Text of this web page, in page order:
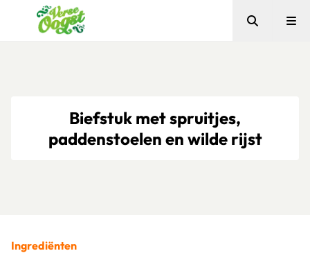
Zoeken
Biefstuk met spruitjes,
paddenstoelen en wilde rijst
Ingrediënten